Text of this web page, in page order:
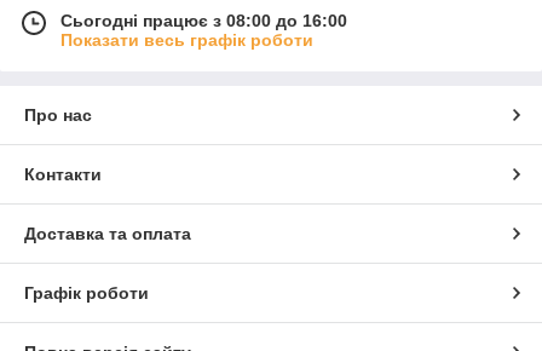
Сьогодні працює з 08:00 до 16:00
Показати весь графік роботи
Про нас
Контакти
Доставка та оплата
Графік роботи